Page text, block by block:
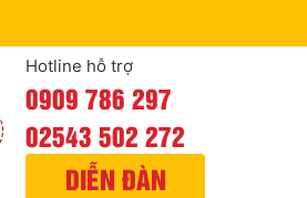
Hotline hỗ trợ
0909 786 297
02543 502 272
DIỄN ĐÀN